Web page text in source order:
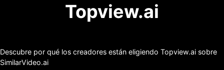
Topview.ai
Descubre por qué los creadores están eligiendo Topview.ai sobre
SimilarVideo.ai